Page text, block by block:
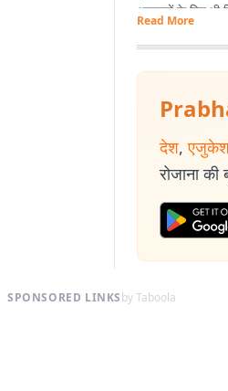
अखबारों के लिए भी
प्रभात खबर
पत्रकारिता के
कहानियां देश के
Read More
देश,
रोजाना की
SPONSORED LINKSby Taboola